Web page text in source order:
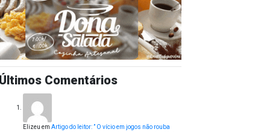
Últimos Comentários
Elizeu em Artigo do leitor: ” O vício em jogos não rouba